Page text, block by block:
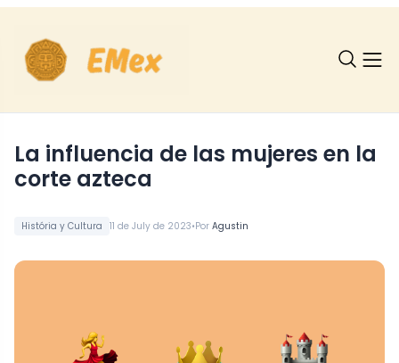
História y Cultura 11 de July de 2023•Por Agustin
La influencia de las mujeres en la
corte azteca